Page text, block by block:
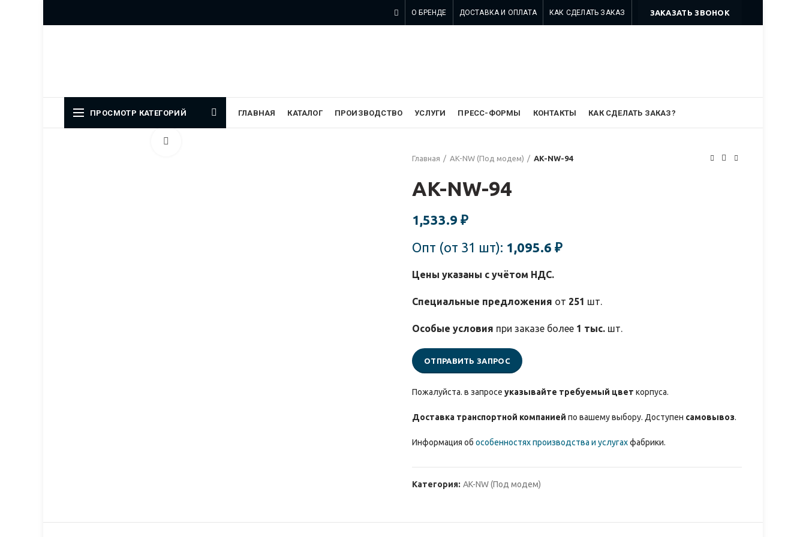
О БРЕНДЕ ДОСТАВКА И ОПЛАТА КАК СДЕЛАТЬ ЗАКАЗ ЗАКАЗАТЬ ЗВОНОК
ПРОСМОТР КАТЕГОРИЙ ГЛАВНАЯ КАТАЛОГ ПРОИЗВОДСТВО УСЛУГИ ПРЕСС-ФОРМЫ КОНТАКТЫ КАК СДЕЛАТЬ ЗАКАЗ?
Главная
AK-NW (Под модем) AK-NW-94
AK-NW-94
1,533.9 ₽
Опт (от 31 шт): 1,095.6 ₽
Цены указаны с учётом НДС.
Специальные предложения от 251 шт.
Особые условия при заказе более 1 тыс. шт.
ОТПРАВИТЬ ЗАПРОС
Пожалуйста. в запросе указывайте требуемый цвет корпуса.
Доставка транспортной компанией по вашему выбору. Доступен самовывоз.
Информация об особенностях производства и услугахфабрики.
Категория: AK-NW (Под модем)